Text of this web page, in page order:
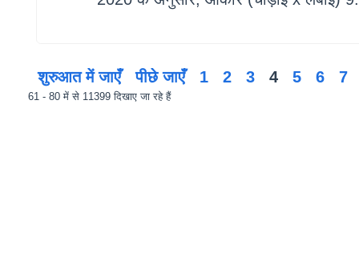
शुरुआत में जाएँ पीछे जाएँ 1 2 3 4 5 6 7
61 - 80 में से 11399 दिखाए जा रहे हैं